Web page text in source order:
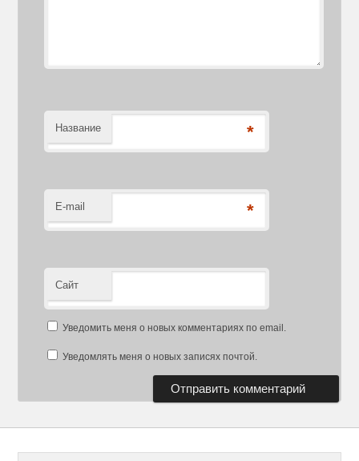
Название *
E-mail *
Сайт
Уведомить меня о новых комментариях по email.
Уведомлять меня о новых записях почтой.